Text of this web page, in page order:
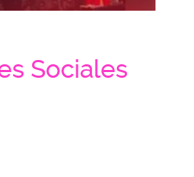
Sociales